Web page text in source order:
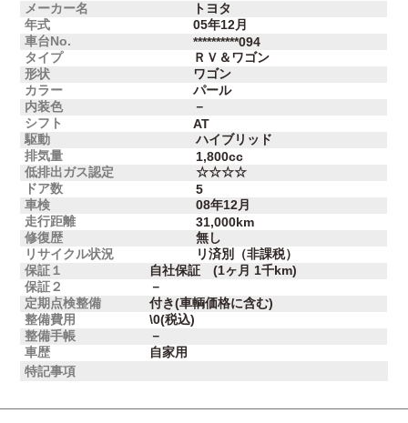
メーカー名
トヨタ
年式
05年12月
車台No.
**********094
タイプ
ＲＶ＆ワゴン
形状
ワゴン
カラー
パール
内装色
－
シフト
AT
駆動
ハイブリッド
排気量
1,800cc
低排出ガス認定
☆☆☆☆
ドア数
5
車検
08年12月
走行距離
31,000km
修復歴
無し
リサイクル状況
リ済別（非課税）
保証１
自社保証 (1ヶ月 1千km)
保証２
－
定期点検整備
付き(車輌価格に含む)
整備費用
\0(税込)
整備手帳
－
車歴
自家用
特記事項